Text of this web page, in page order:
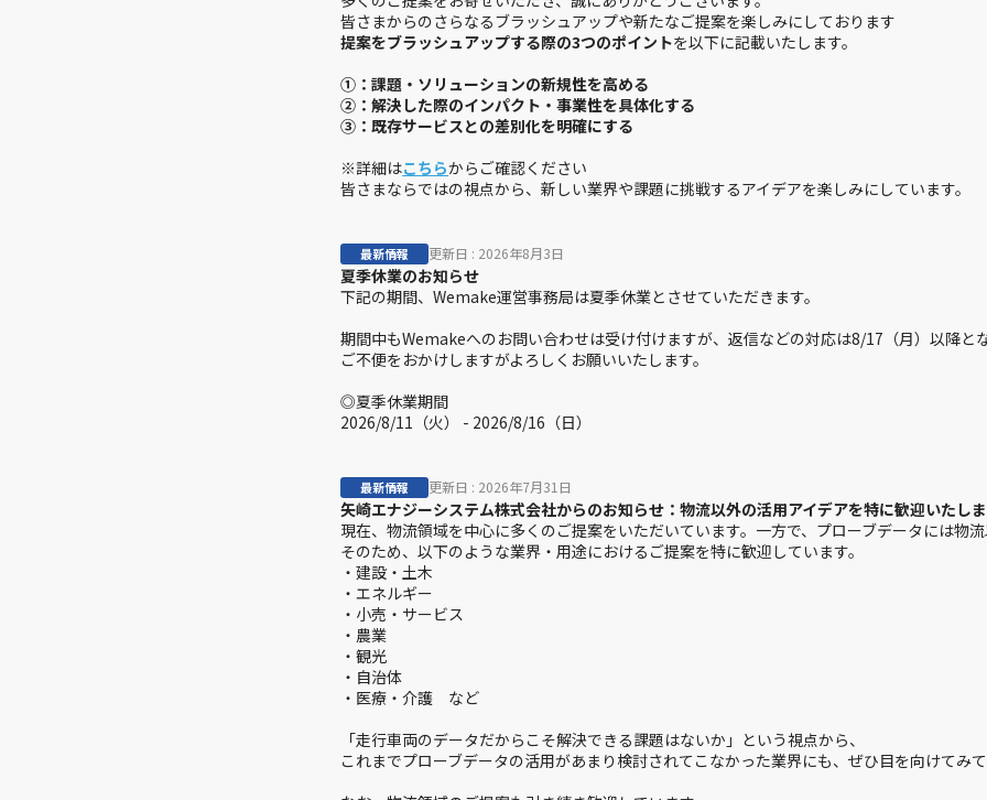
最新情報 更新日 : 2026年8月3日
夏季休業のお知らせ
下記の期間、Wemake運営事務局は夏季休業とさせていただきます。
期間中もWemakeへのお問い合わせは受け付けますが、返信などの対応は8/17（月）以降とな
ご不便をおかけしますがよろしくお願いいたします。
◎夏季休業期間
最新情報 更新日 : 2026年7月31日
矢崎エナジーシステム株式会社からのお知らせ：物流以外の活用アイデアを特に歓迎いたしま
現在、物流領域を中心に多くのご提案をいただいています。一方で、プローブデータには物
そのため、以下のような業界・用途におけるご提案を特に歓迎しています。
・ 建設・土木
・エネルギー
・小売・サービス
・農業
・自治体
・医療・介護　など
「走行車両のデータだからこそ解決できる課題はないか」という視点から、
これまでプローブデータの活用があまり検討されてこなかった業界にも、ぜひ目を向けてみて
なお、物流領域のご提案も引き続き歓迎しています。
物流領域でご提案いただく場合は、既存サービスとの違いや、その提案ならではの価値が明
提案をブラッシュアップする際の3つのポイント
1．プローブデータを活用する必然性を明確にする
2．誰の、どのような課題を解決するのかを具体化する
※詳細は こちらからご確認ください